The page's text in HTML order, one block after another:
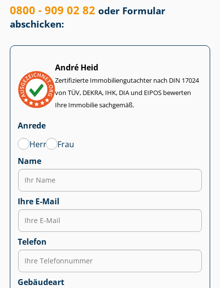
0800 - 909 02 82 oder Formular
abschicken:
André Heid
Zertifizierte Im­mo­bi­li­en­gut­ach­ter nach DIN 17024
von TÜV, DEKRA, IHK, DIA und EIPOS bewerten
Ihre Immobilie sachgemäß.
Anrede
Herr
Frau
Name
Ihre E-Mail
Telefon
Gebäudeart